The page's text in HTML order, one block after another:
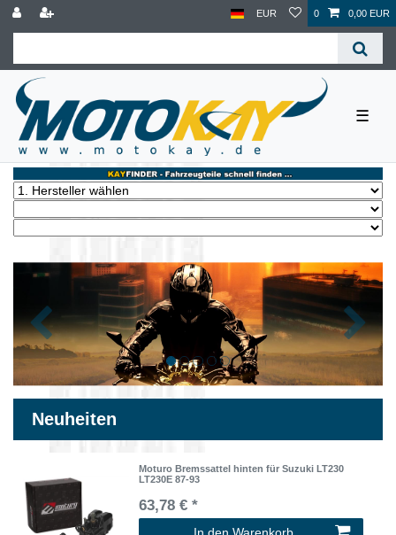
EUR 0 0,00 EUR
☰
Zurück
Neuheiten
Moturo Bremssattel hinten für Suzuki LT230
LT230E 87-93
63,78 € *
In den Warenkorb